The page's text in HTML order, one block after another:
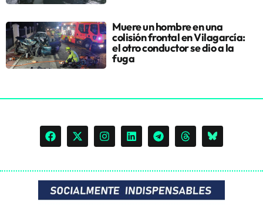
Muere un hombre en una
colisión frontal en Vilagarcía:
el otro conductor se dio a la
fuga